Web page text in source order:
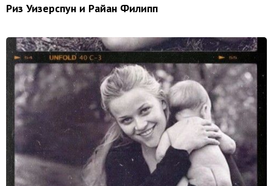
Риз Уизерспун и Райан Филипп